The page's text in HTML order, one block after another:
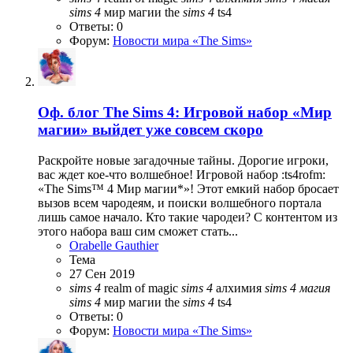
sims 4 мир магии the sims 4 ts4
Ответы: 0
Форум: Новости мира «The Sims»
Оф. блог The Sims 4: Игровой набор «Мир
магии» выйдет уже совсем скоро
Раскройте новые загадочные тайны. Дорогие игроки,
вас ждет кое-что волшебное! Игровой набор :ts4rofm:
«The Sims™ 4 Мир магии*»! Этот емкий набор бросает
вызов всем чародеям, и поиски волшебного портала
лишь самое начало. Кто такие чародеи? С контентом из
этого набора ваш сим сможет стать...
Orabelle Gauthier
Тема
27 Сен 2019
sims 4 realm of magic sims 4 алхимия sims 4 магия
sims 4 мир магии the sims 4 ts4
Ответы: 0
Форум: Новости мира «The Sims»